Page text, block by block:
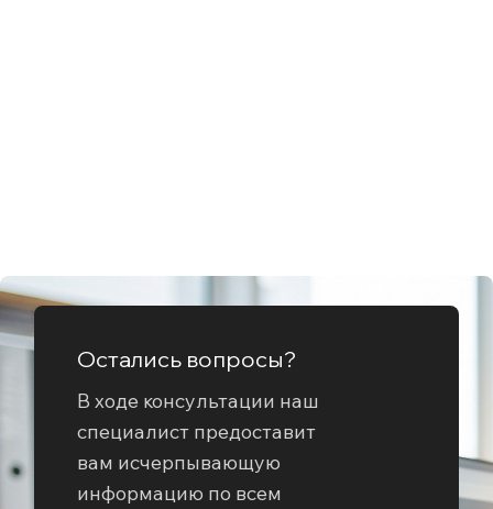
Остались вопросы?
В ходе консультации наш
специалист предоставит
вам исчерпывающую
информацию по всем